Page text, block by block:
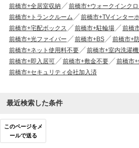
前橋市+全居室収納
前橋市+ウォークインクロ
前橋市+トランクルーム
前橋市+TVインター
前橋市+宅配ボックス
前橋市+駐輪場
前橋
前橋市+光ファイバー
前橋市+BS
前橋市+
前橋市+ネット使用料不要
前橋市+室内洗濯
前橋市+即入居可
前橋市+敷金不要
前橋市
前橋市+セキュリティ会社加入済
最近検索した条件
このページをメ
ールで送る